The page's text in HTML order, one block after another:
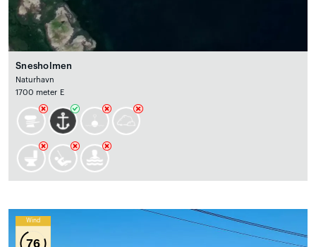
Snesholmen
Naturhavn
1700 meter E
Wind
76